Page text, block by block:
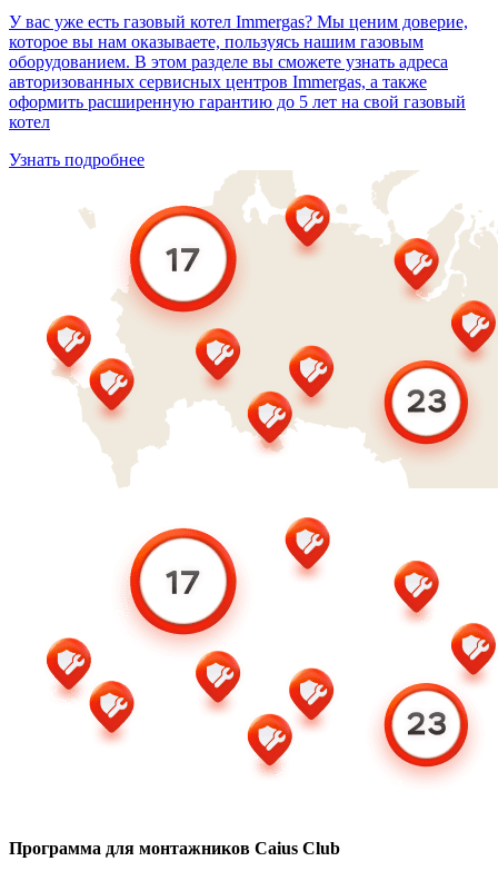
У вас уже есть газовый котел Immergas? Мы ценим доверие,
которое вы нам оказываете, пользуясь нашим газовым
оборудованием. В этом разделе вы сможете узнать адреса
авторизованных сервисных центров Immergas, а также
оформить расширенную гарантию до 5 лет на свой газовый
котел
Узнать подробнее
Программа для монтажников Caius Club